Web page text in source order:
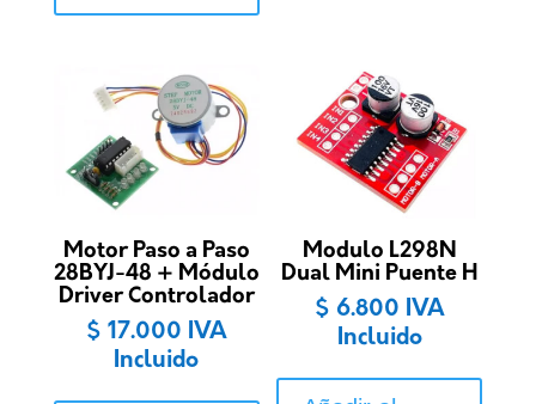
Motor Paso a Paso
28BYJ-48 + Módulo
Driver Controlador
$ 17.000 IVA
Incluido
Modulo L298N
Dual Mini Puente H
$ 6.800 IVA
Incluido